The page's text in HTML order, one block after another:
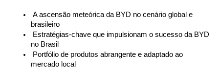
A ascensão meteórica da BYD no cenário global e
brasileiro
Estratégias-chave que impulsionam o sucesso da BYD
no Brasil
Portfólio de produtos abrangente e adaptado ao
mercado local